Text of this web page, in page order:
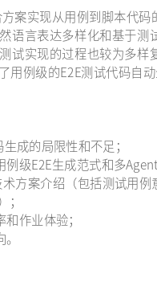
案实现从用例到脚本代
语言表达多样化和基于
试实现的过程也较为多
用例级的E2E测试代码自
成的局限性和不足；
级E2E生成范式和多
方案介绍（包括测试用
作业体验；